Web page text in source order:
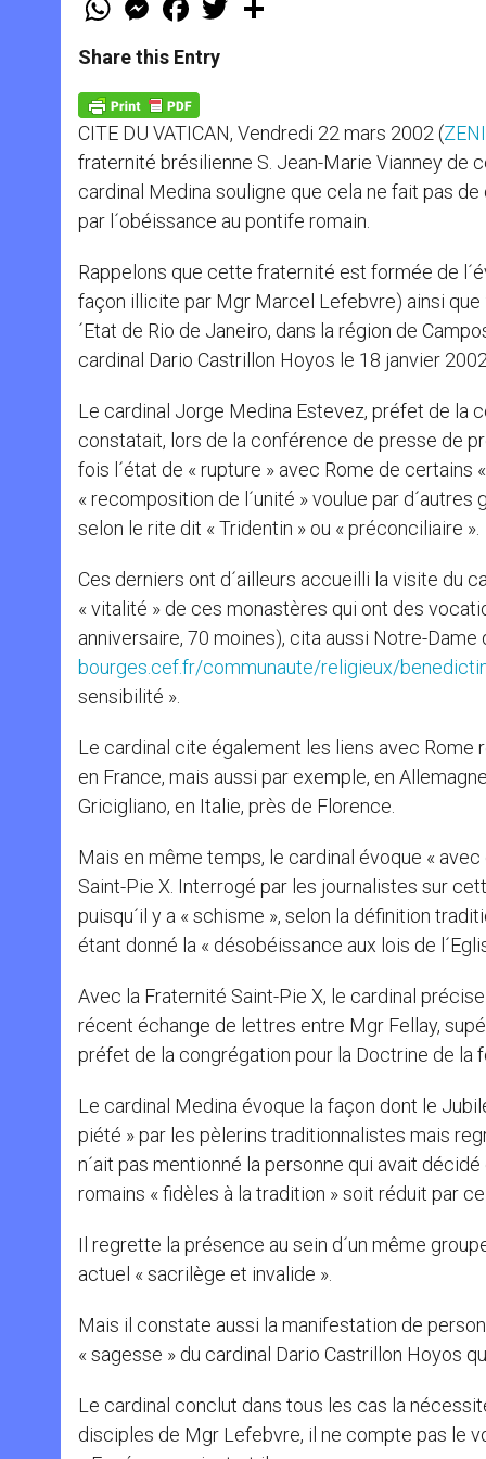
t
s
p
p
e
s
e
g
e
r
a
e
b
k
w
Share this Entry
CITE DU VATICAN, Vendredi 22 mars 2002 (
fraternité brésilienne S. Jean-Marie Vianney de
cardinal Medina souligne que cela ne fait pas
par l´obéissance au pontife romain.
Rappelons que cette fraternité est formée de
façon illicite par Mgr Marcel Lefebvre) ainsi
´Etat de Rio de Janeiro, dans la région de
cardinal Dario Castrillon Hoyos le 18 janvier
Le cardinal Jorge Medina Estevez, préfet de la
constatait, lors de la conférence de presse de
fois l´état de « rupture » avec Rome de certains
« recomposition de l´unité » voulue par
selon le rite dit « Tridentin » ou « préconciliaire ».
Ces derniers ont d´ailleurs accueilli la visite du
« vitalité » de ces monastères qui ont des
anniversaire, 70 moines), cita aussi Notre-
bourges.cef.fr/communaute/religieux/
sensibilité ».
Le cardinal cite également les liens avec Rome
en France, mais aussi par exemple, en
Gricigliano, en Italie, près de Florence.
Mais en même temps, le cardinal évoque «
Saint-Pie X. Interrogé par les journalistes sur
puisqu´il y a « schisme », selon la définition
étant donné la « désobéissance aux lois de
Avec la Fraternité Saint-Pie X, le cardinal
récent échange de lettres entre Mgr Fellay,
préfet de la congrégation pour la Doctrine de la
Le cardinal Medina évoque la façon dont le
piété » par les pèlerins traditionnalistes mais
n´ait pas mentionné la personne qui avait
romains « fidèles à la tradition » soit réduit par
Il regrette la présence au sein d´un même
actuel « sacrilège et invalide ».
Mais il constate aussi la manifestation de
« sagesse » du cardinal Dario Castrillon Hoyos
Le cardinal conclut dans tous les cas la
disciples de Mgr Lefebvre, il ne compte pas le